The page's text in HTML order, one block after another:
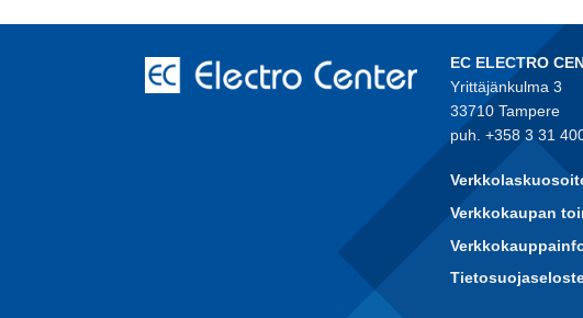
EC ELECTRO
Yrittäjänkulma 3
33710 Tampere
puh. +358 3 31
Verkkokaupan